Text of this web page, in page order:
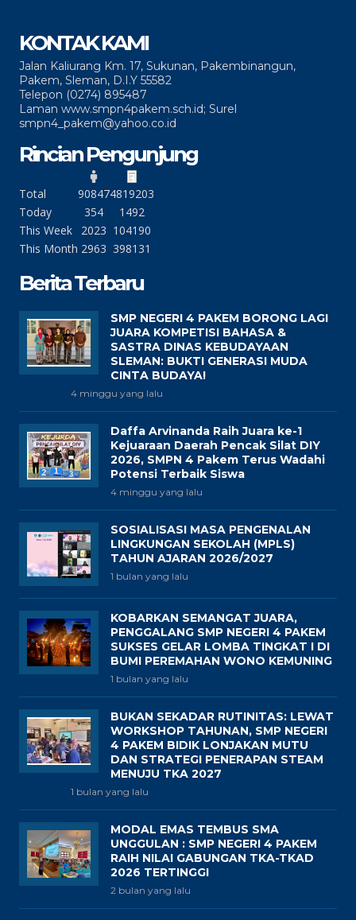
KONTAK KAMI
Jalan Kaliurang Km. 17, Sukunan, Pakembinangun,
Pakem, Sleman, D.I.Y 55582
Telepon (0274) 895487
Laman www.smpn4pakem.sch.id; Surel
smpn4_pakem@yahoo.co.id
Rincian Pengunjung
Total 908474819203
Today
354
1492
This Week
2023 104190
This Month 2963 398131
Berita Terbaru
SMP NEGERI 4 PAKEM BORONG LAGI
JUARA KOMPETISI BAHASA &
SASTRA DINAS KEBUDAYAAN
SLEMAN: BUKTI GENERASI MUDA
CINTA BUDAYA!
4 minggu yang lalu
Daffa Arvinanda Raih Juara ke-1
Kejuaraan Daerah Pencak Silat DIY
2026, SMPN 4 Pakem Terus Wadahi
Potensi Terbaik Siswa
4 minggu yang lalu
SOSIALISASI MASA PENGENALAN
LINGKUNGAN SEKOLAH (MPLS)
TAHUN AJARAN 2026/2027
1 bulan yang lalu
KOBARKAN SEMANGAT JUARA,
PENGGALANG SMP NEGERI 4 PAKEM
SUKSES GELAR LOMBA TINGKAT I DI
BUMI PEREMAHAN WONO KEMUNING
1 bulan yang lalu
BUKAN SEKADAR RUTINITAS: LEWAT
WORKSHOP TAHUNAN, SMP NEGERI
4 PAKEM BIDIK LONJAKAN MUTU
DAN STRATEGI PENERAPAN STEAM
MENUJU TKA 2027
1 bulan yang lalu
MODAL EMAS TEMBUS SMA
UNGGULAN : SMP NEGERI 4 PAKEM
RAIH NILAI GABUNGAN TKA-TKAD
2026 TERTINGGI
2 bulan yang lalu